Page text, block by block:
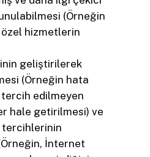
(Örneğin
hizmetlerin
geliştirilerek
(Örneğin hata
edilmeyen
hale getirilmesi) ve
İnternet